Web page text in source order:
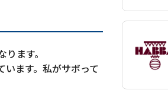
ます。
ます。私がサボって